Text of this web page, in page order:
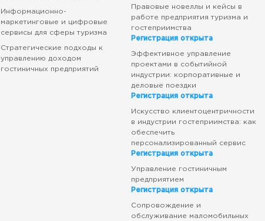
Информационно-
маркетинговые и цифровые
сервисы для сферы туризма
Стратегические подходы к
управлению доходом
гостиничных предприятий
Правовые новеллы и кейсы в
работе предприятия туризма и
гостеприимства
Регистрация открыта
Эффективное управление
проектами в событийной
индустрии: корпоративные и
деловые поездки
Регистрация открыта
Искусство клиентоцентричности
в индустрии гостеприимства: как
обеспечить
персонализированный сервис
Регистрация открыта
Управление гостиничным
предприятием
Регистрация открыта
Сопровождение и
обслуживание маломобильных